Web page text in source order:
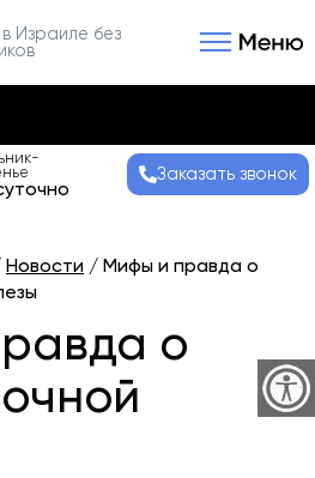
Израиле без
Заказать звонок
Новости / Мифы и правда о
о